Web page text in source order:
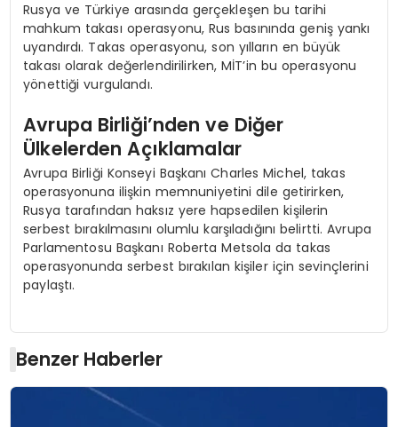
Rusya ve Türkiye arasında gerçekleşen bu tarihi
mahkum takası operasyonu, Rus basınında geniş yankı
uyandırdı. Takas operasyonu, son yılların en büyük
takası olarak değerlendirilirken, MİT’in bu operasyonu
yönettiği vurgulandı.
Avrupa Birliği’nden ve Diğer
Ülkelerden Açıklamalar
Avrupa Birliği Konseyi Başkanı Charles Michel, takas
operasyonuna ilişkin memnuniyetini dile getirirken,
Rusya tarafından haksız yere hapsedilen kişilerin
serbest bırakılmasını olumlu karşıladığını belirtti. Avrupa
Parlamentosu Başkanı Roberta Metsola da takas
operasyonunda serbest bırakılan kişiler için sevinçlerini
paylaştı.
Benzer Haberler